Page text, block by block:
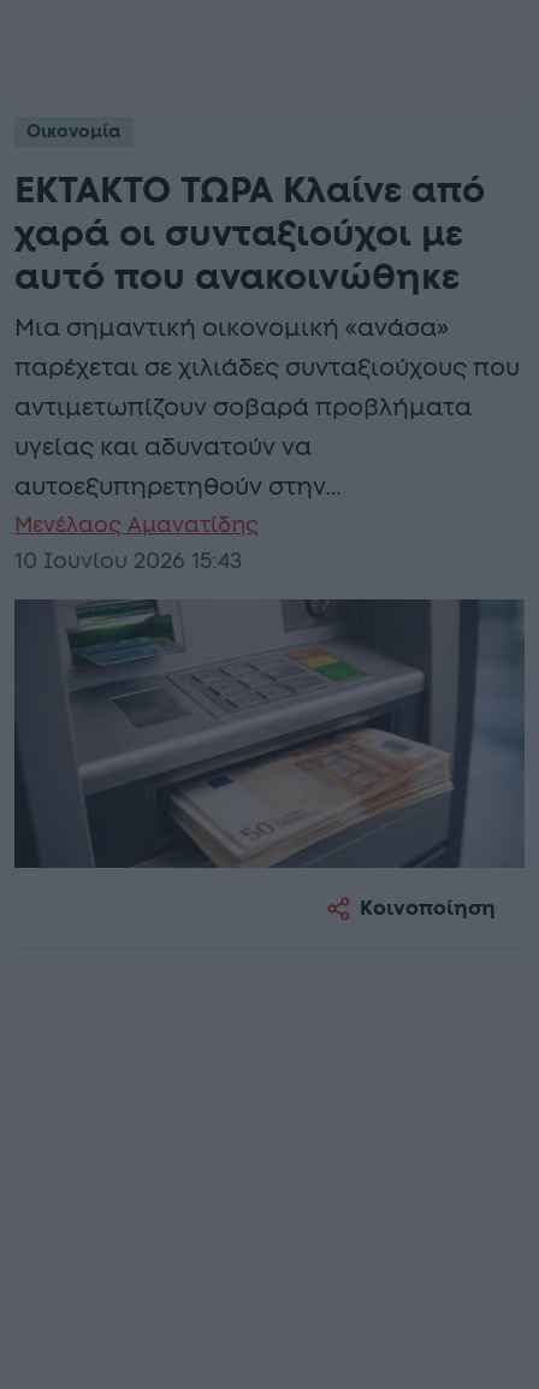
Οικονομία
ΕΚΤΑΚΤΟ ΤΩΡΑ Κλαίνε από
χαρά οι συνταξιούχοι με
αυτό που ανακοινώθηκε
Μια σημαντική οικονομική «ανάσα»
παρέχεται σε χιλιάδες συνταξιούχους που
αντιμετωπίζουν σοβαρά προβλήματα
υγείας και αδυνατούν να
αυτοεξυπηρετηθούν στην…
Μενέλαος Αμανατίδης
10 Ιουνίου 2026 15:43
Κοινοποίηση